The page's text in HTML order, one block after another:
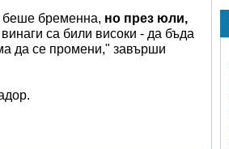
беше бременна, но през юли,
са били високи - да бъда
да се промени," завърши